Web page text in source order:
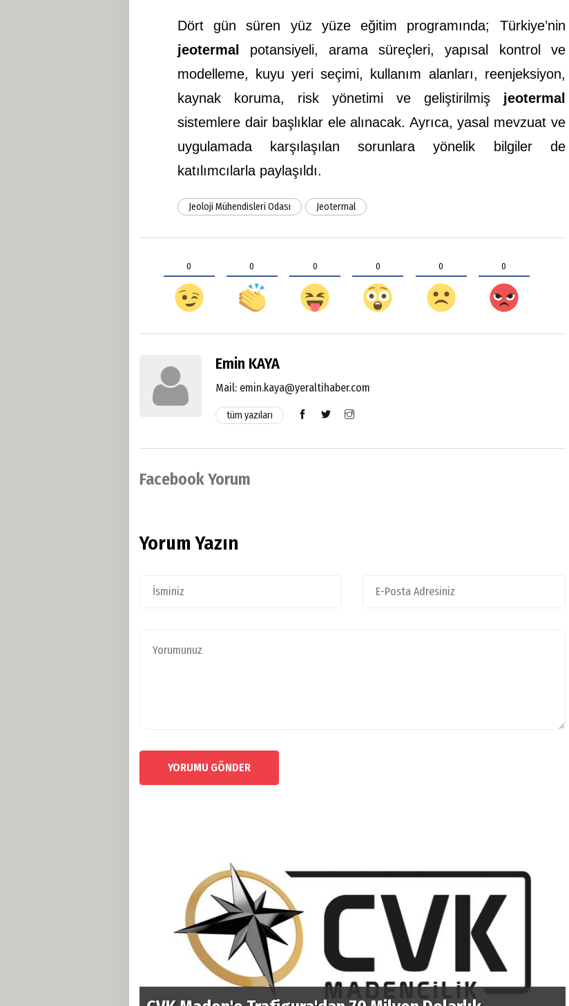
Dört gün süren yüz yüze eğitim programında; Türkiye’nin
jeotermal
potansiyeli, arama süreçleri, yapısal kontrol ve
modelleme, kuyu yeri seçimi, kullanım alanları, reenjeksiyon,
kaynak koruma, risk yönetimi ve geliştirilmişjeotermal
sistemlere dair başlıklar ele alınacak. Ayrıca, yasal mevzuat ve
uygulamada karşılaşılan sorunlara yönelik bilgiler de
katılımcılarla paylaşıldı.
Jeoloji Mühendisleri Odası Jeotermal
0 0 0 0 0 0
Emin KAYA
Mail: emin.kaya@yeraltihaber.com
tüm yazıları
Facebook Yorum
Yorum Yazın
YORUMU GÖNDER